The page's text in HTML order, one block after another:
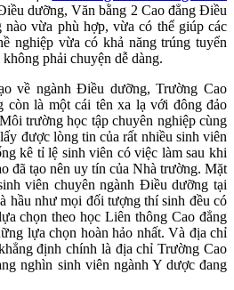
dưỡng, Văn bằng 2 Cao đẳng Điều
vừa phù hợp, vừa có thể giúp các
nghiệp vừa có khả năng trúng tuyển
phải chuyện dễ dàng.
về ngành Điều dưỡng, Trường Cao
còn là một cái tên xa lạ với đông đảo
trường học tập chuyên nghiệp cùng
được lòng tin của rất nhiều sinh viên
kê tỉ lệ sinh viên có việc làm sau khi
đã tạo nên uy tín của Nhà trường. Mặt
viên chuyên ngành Điều dưỡng tại
hầu như mọi đối tượng thí sinh đều có
chọn theo học Liên thông Cao đẳng
lựa chọn hoàn hảo nhất. Và địa chỉ
định chính là địa chỉ Trường Cao
nghìn sinh viên ngành Y dược đang